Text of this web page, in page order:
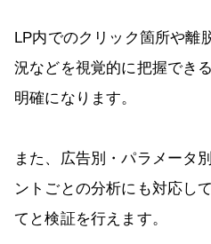
LP内でのクリック箇所や離
況などを視覚的に把握でき
明確になります。
また、広告別・パラメータ
ントごとの分析にも対応し
てと検証を行えます。